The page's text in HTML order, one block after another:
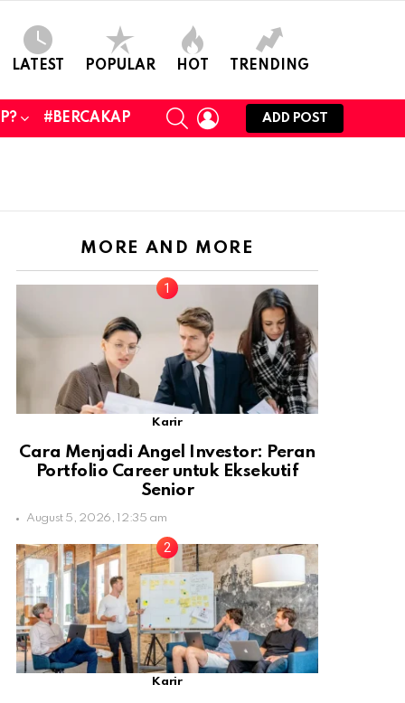
LATEST POPULAR HOT TRENDING
#BERCAKAP
SEARCHLOGIN
ADD POST
MORE AND MORE
Karir
Cara Menjadi Angel Investor: Peran
Portfolio Career untuk Eksekutif
Senior
August 5, 2026, 12:35 am
Karir